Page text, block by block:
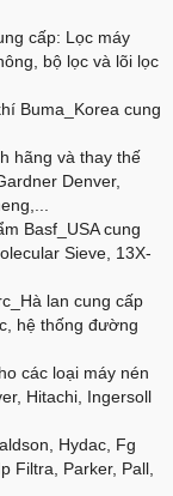
cấp: Lọc máy
bộ lọc và lõi lọc
Buma_Korea cung
hãng và thay thế
Denver,
Basf_USA cung
Sieve, 13X-
lan cung cấp
hệ thống đường
các loại máy nén
Hitachi, Ingersoll
Hydac, Fg
Filtra, Parker, Pall,